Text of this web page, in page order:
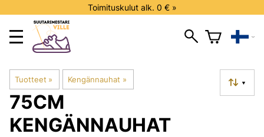
Toimituskulut alk. 0 € »
Tuotteet ‪» Kengännauhat ‪» ▼
75CM
KENGÄNNAUHAT